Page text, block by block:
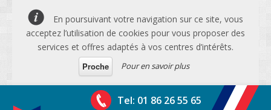
En poursuivant votre navigation sur ce site, vous
acceptez l’utilisation de cookies pour vous proposer des
services et offres adaptés à vos centres d’intérêts.
Proche
Pour en savoir plus
Tel: 01 86 26 55 65